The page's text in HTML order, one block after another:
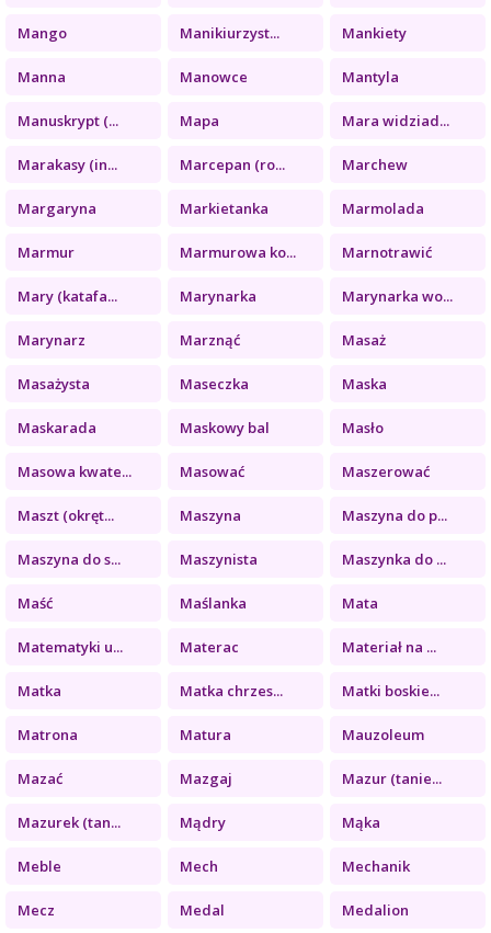
Mango Manikiurzyst... Mankiety
Manna Manowce Mantyla
Manuskrypt (... Mapa Mara widziad...
Marakasy (in... Marcepan (ro... Marchew
Margaryna Markietanka Marmolada
Marmur Marmurowa ko... Marnotrawić
Mary (katafa... Marynarka Marynarka wo...
Marynarz Marznąć Masaż
Masażysta Maseczka Maska
Maskarada Maskowy bal Masło
Masowa kwate... Masować Maszerować
Maszt (okręt... Maszyna Maszyna do p...
Maszyna do s... Maszynista Maszynka do ...
Maść Maślanka Mata
Matematyki u... Materac Materiał na ...
Matka Matka chrzes... Matki boskie...
Matrona Matura Mauzoleum
Mazać Mazgaj Mazur (tanie...
Mazurek (tan... Mądry Mąka
Meble Mech Mechanik
Mecz Medal Medalion